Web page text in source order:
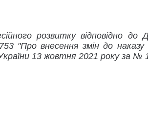
розвитку відповідно до
"Про внесення змін до наказу
13 жовтня 2021 року за №